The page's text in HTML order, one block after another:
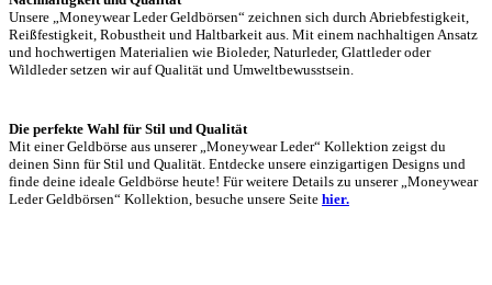
Unsere „Moneywear Leder Geldbörsen“ zeichnen sich durch Abriebfestigkeit,
Reißfestigkeit, Robustheit und Haltbarkeit aus. Mit einem nachhaltigen Ansatz
und hochwertigen Materialien wie Bioleder, Naturleder, Glattleder oder
Wildleder setzen wir auf Qualität und Umweltbewusstsein.
Die perfekte Wahl für Stil und Qualität
Mit einer Geldbörse aus unserer „Moneywear Leder“ Kollektion zeigst du
deinen Sinn für Stil und Qualität. Entdecke unsere einzigartigen Designs und
finde deine ideale Geldbörse heute! Für weitere Details zu unserer „Moneywear
Leder Geldbörsen“ Kollektion, besuche unsere Seite hier.